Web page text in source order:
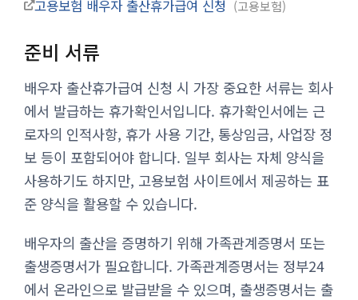
고용보험 배우자 출산휴가급여 신청 고용보험
준비 서류
배우자 출산휴가급여 신청 시 가장 중요한 서류는 회사
에서 발급하는 휴가확인서입니다. 휴가확인서에는 근
로자의 인적사항, 휴가 사용 기간, 통상임금, 사업장 정
보 등이 포함되어야 합니다. 일부 회사는 자체 양식을
사용하기도 하지만, 고용보험 사이트에서 제공하는 표
준 양식을 활용할 수 있습니다.
배우자의 출산을 증명하기 위해 가족관계증명서 또는
출생증명서가 필요합니다. 가족관계증명서는 정부24
에서 온라인으로 발급받을 수 있으며, 출생증명서는 출